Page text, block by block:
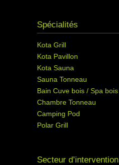
Spécialités
Kota Grill
Kota Pavillon
Kota Sauna
Sauna Tonneau
Bain Cuve bois / Spa bois
Chambre Tonneau
Camping Pod
Polar Grill
Secteur d’intervention